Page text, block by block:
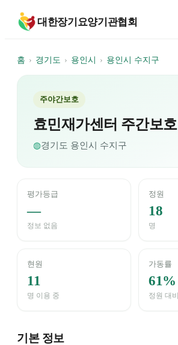
대한장기요양기관협회
홈 › 경기도 › 용인시 › 용인시 수지구
주야간보호
효민재가센터 주간보호
◍경기도 용인시 수지구
평가등급
—
정보 없음
정원
18
명
현원
11
명 이용 중
가동률
61%
정원 대비
기본 정보